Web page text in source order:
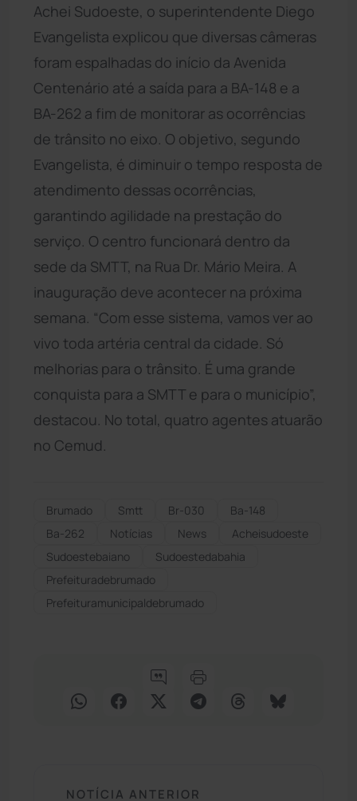
Achei Sudoeste, o superintendente Diego
Evangelista explicou que diversas câmeras
foram espalhadas do início da Avenida
Centenário até a saída para a BA-148 e a
BA-262 a fim de monitorar as ocorrências
de trânsito no eixo. O objetivo, segundo
Evangelista, é diminuir o tempo resposta de
atendimento dessas ocorrências,
garantindo agilidade na prestação do
serviço. O centro funcionará dentro da
sede da SMTT, na Rua Dr. Mário Meira. A
inauguração deve acontecer na próxima
semana. “Com esse sistema, vamos ver ao
vivo toda artéria central da cidade. Só
melhorias para o trânsito. É uma grande
conquista para a SMTT e para o município”,
destacou. No total, quatro agentes atuarão
no Cemud.
Brumado Smtt Br-030
Ba-148
Ba-262
Notícias News
Acheisudoeste
Sudoestebaiano
Sudoestedabahia
Prefeituradebrumado
Prefeituramunicipaldebrumado
NOTÍCIA ANTERIOR